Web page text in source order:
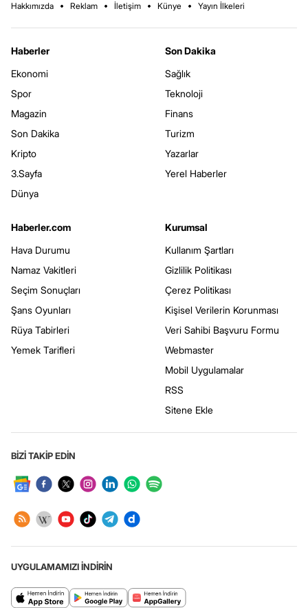
Hakkımızda Reklam İletişim Künye Yayın İlkeleri
Haberler
Ekonomi
Spor
Magazin
Son Dakika
Kripto
3.Sayfa
Dünya
Son Dakika
Sağlık
Teknoloji
Finans
Turizm
Yazarlar
Yerel Haberler
Haberler.com
Hava Durumu
Namaz Vakitleri
Seçim Sonuçları
Şans Oyunları
Rüya Tabirleri
Yemek Tarifleri
Kurumsal
Kullanım Şartları
Gizlilik Politikası
Çerez Politikası
Kişisel Verilerin Korunması
Veri Sahibi Başvuru Formu
Webmaster
Mobil Uygulamalar
RSS
Sitene Ekle
BİZİ TAKİP EDİN
UYGULAMAMIZI İNDİRİN